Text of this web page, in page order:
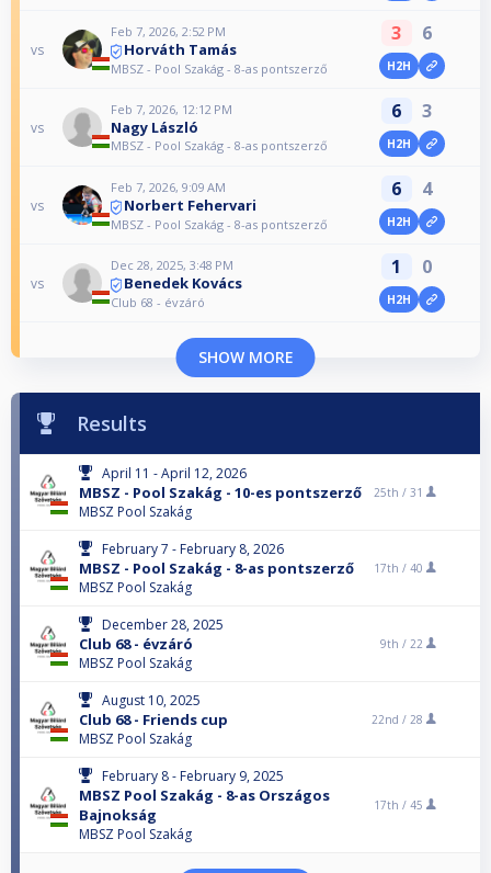
vs
Feb 7, 2026, 2:52 PM
Horváth Tamás
MBSZ - Pool Szakág - 8-as pontszerző
3 6
H2H
vs
Feb 7, 2026, 12:12 PM
Nagy László
MBSZ - Pool Szakág - 8-as pontszerző
6 3
H2H
vs
Feb 7, 2026, 9:09 AM
Norbert Fehervari
MBSZ - Pool Szakág - 8-as pontszerző
6 4
H2H
vs
Dec 28, 2025, 3:48 PM
Benedek Kovács
Club 68 - évzáró
1 0
H2H
SHOW MORE
Results
April 11 - April 12, 2026
MBSZ - Pool Szakág - 10-es pontszerző
MBSZ Pool Szakág
25th / 31
February 7 - February 8, 2026
MBSZ - Pool Szakág - 8-as pontszerző
MBSZ Pool Szakág
17th / 40
December 28, 2025
Club 68 - évzáró
MBSZ Pool Szakág
9th / 22
August 10, 2025
Club 68 - Friends cup
MBSZ Pool Szakág
22nd / 28
February 8 - February 9, 2025
MBSZ Pool Szakág - 8-as Országos
Bajnokság
MBSZ Pool Szakág
17th / 45